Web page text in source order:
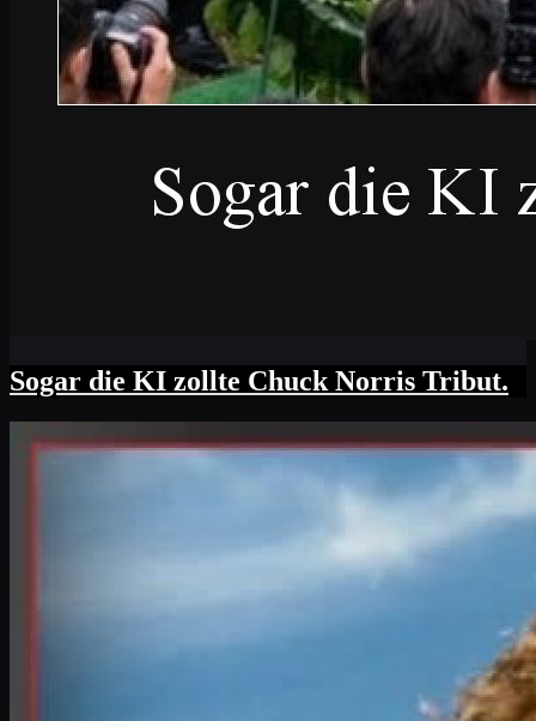
Sogar die KI zollte Chuck Norris Tribut.